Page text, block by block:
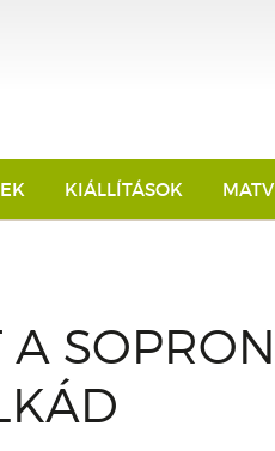
KIÁLLÍTÁSOK MATV
A